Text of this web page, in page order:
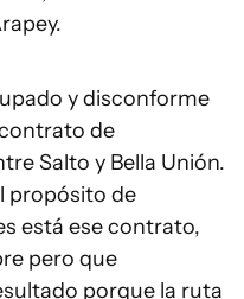
y disconforme
de
Salto y Bella Unión.
propósito de
está ese contrato,
pero que
porque la ruta